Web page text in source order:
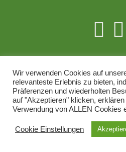
Wir verwenden Cookies auf
relevanteste Erlebnis zu bieten,
Präferenzen und wiederholten
auf "Akzeptieren" klicken,
Verwendung von ALLEN Cookies
Cookie Einstellungen